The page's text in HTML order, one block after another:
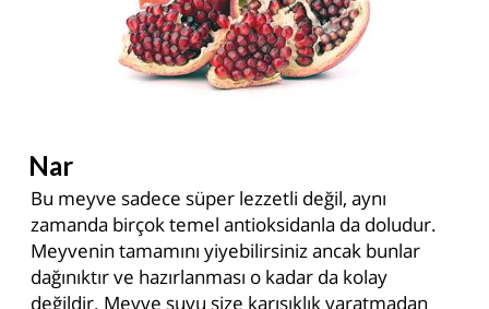
Nar
Bu meyve sadece süper lezzetli değil, aynı
zamanda birçok temel antioksidanla da doludur.
Meyvenin tamamını yiyebilirsiniz ancak bunlar
dağınıktır ve hazırlanması o kadar da kolay
değildir. Meyve suyu size karışıklık yaratmadan